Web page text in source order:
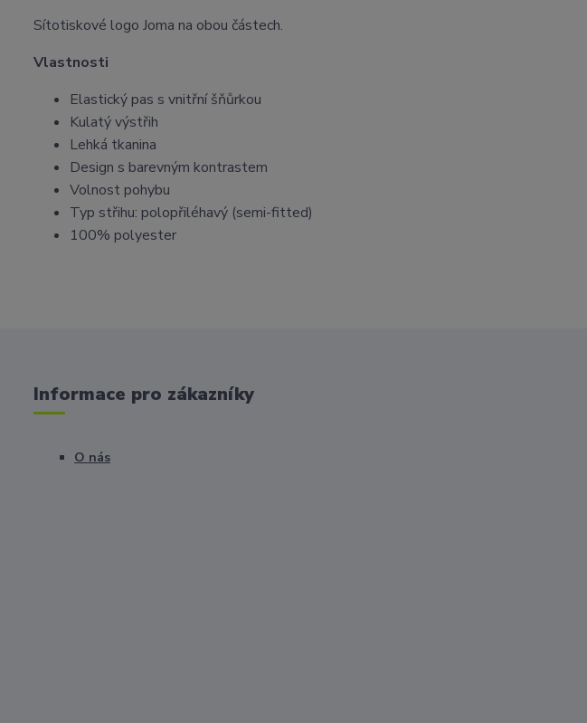
Sítotiskové logo Joma na obou částech.
Vlastnosti
Elastický pas s vnitřní šňůrkou
Kulatý výstřih
Lehká tkanina
Design s barevným kontrastem
Volnost pohybu
Typ střihu: polopřiléhavý (semi-fitted)
100% polyester
Informace pro zákazníky
O nás